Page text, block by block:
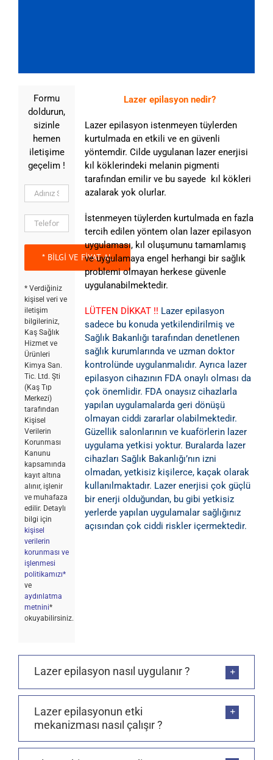
Formu
doldurun,
sizinle
hemen
iletişime
geçelim !
* Verdiğiniz
kişisel veri ve
iletişim
bilgileriniz,
Kaş Sağlık
Hizmet ve
Ürünleri
Kimya San.
Tic. Ltd. Şti
(Kaş Tıp
Merkezi)
tarafından
Kişisel
Verilerin
Korunması
Kanunu
kapsamında
kayıt altına
alınır, işlenir
ve muhafaza
edilir. Detaylı
bilgi için
kişisel
verilerin
korunması ve
işlenmesi
politikamızı*
ve
aydınlatma
metnini*
okuyabilirsiniz.
Lazer epilasyon nedir?
Lazer epilasyon istenmeyen tüylerden
kurtulmada en etkili ve en güvenli
yöntemdir. Cilde uygulanan lazer enerjisi
kıl köklerindeki melanin pigmenti
tarafından emilir ve bu sayede kıl kökleri
azalarak yok olurlar.
İstenmeyen tüylerden kurtulmada en fazla
tercih edilen yöntem olan lazer epilasyon
uygulaması, kıl oluşumunu tamamlamış
ve uygulamaya engel herhangi bir sağlık
problemi olmayan herkese güvenle
uygulanabilmektedir.
LÜTFEN DİKKAT !! Lazer epilasyon
sadece bu konuda yetkilendirilmiş ve
Sağlık Bakanlığı tarafından denetlenen
sağlık kurumlarında ve uzman doktor
kontrolünde uygulanmalıdır. Ayrıca lazer
epilasyon cihazının FDA onaylı olması da
çok önemlidir. FDA onaysız cihazlarla
yapılan uygulamalarda geri dönüşü
olmayan ciddi zararlar olabilmektedir.
Güzellik salonlarının ve kuaförlerin lazer
uygulama yetkisi yoktur. Buralarda lazer
cihazları Sağlık Bakanlığı’nın izni
olmadan, yetkisiz kişilerce, kaçak olarak
kullanılmaktadır. Lazer enerjisi çok güçlü
bir enerji olduğundan, bu gibi yetkisiz
yerlerde yapılan uygulamalar sağlığınız
açısından çok ciddi riskler içermektedir.
Lazer epilasyon nasıl uygulanır ?
Lazer epilasyonun etki
mekanizması nasıl çalışır ?